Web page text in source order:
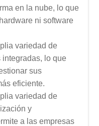
en la nube, lo que
ni software
variedad de
lo que
sus
eficiente.
variedad de
y
a las empresas